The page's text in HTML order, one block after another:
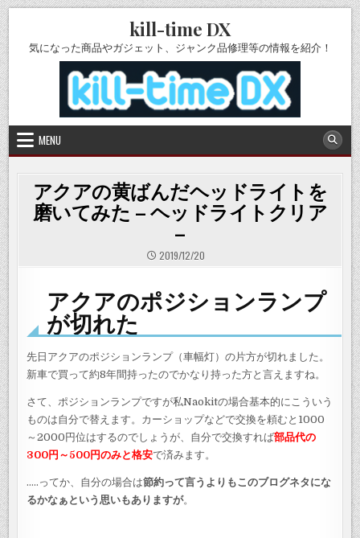
Skip
to
content
kill-time DX
気になった商品やガジェット、ジャンク品修理等の情報を紹介！
MENU
アクアの黄ばんだヘッドライトを
磨いてみた – ヘッドライトクリア
–
2019/12/20
アクアのポジションランプ
が切れた
先日アクアのポジションランプ（車幅灯）の片方が切れました。
新車で買って約8年間持ったのでかなり持った方と言えますね。
さて、ポジションランプですが私Naokitの場合基本的にこういう
ものは自分で替えます。カーショップなどで交換を頼むと1000
～2000円位はするのでしょうが、自分で交換すれば部品代の
300円～500円のみと格安で済みます。
…..ってか、自分の場合は節約って言うよりもこのブログネタにな
るかなぁという思いもありますが。